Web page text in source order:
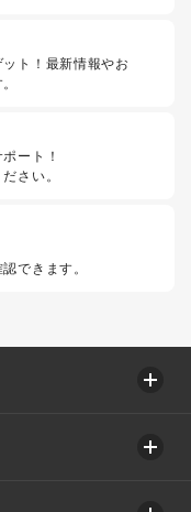
ト！最新情報やお
ート！
さい。
できます。